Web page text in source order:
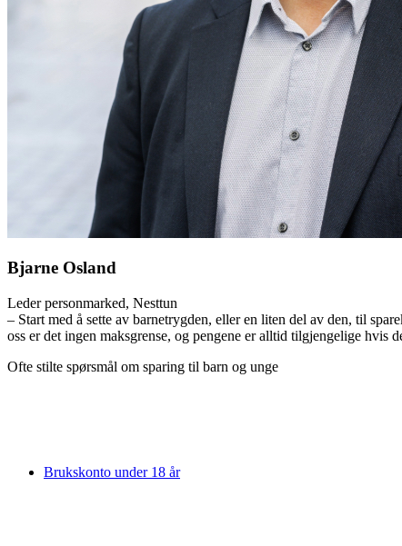
Bjarne Osland
Leder personmarked, Nesttun
– Start med å sette av barnetrygden, eller en liten del av den, til
oss er det ingen maksgrense, og pengene er alltid tilgjengelige hvis
Ofte stilte spørsmål om sparing til barn og unge
Brukskonto under 18 år